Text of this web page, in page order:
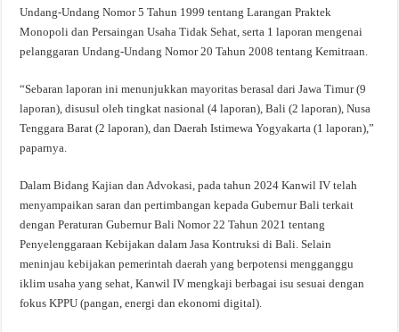
Undang-Undang Nomor 5 Tahun 1999 tentang Larangan Praktek
Monopoli dan Persaingan Usaha Tidak Sehat, serta 1 laporan mengenai
pelanggaran Undang-Undang Nomor 20 Tahun 2008 tentang Kemitraan.
“Sebaran laporan ini menunjukkan mayoritas berasal dari Jawa Timur (9
laporan), disusul oleh tingkat nasional (4 laporan), Bali (2 laporan), Nusa
Tenggara Barat (2 laporan), dan Daerah Istimewa Yogyakarta (1 laporan),”
paparnya.
Dalam Bidang Kajian dan Advokasi, pada tahun 2024 Kanwil IV telah
menyampaikan saran dan pertimbangan kepada Gubernur Bali terkait
dengan Peraturan Gubernur Bali Nomor 22 Tahun 2021 tentang
Penyelenggaraan Kebijakan dalam Jasa Kontruksi di Bali. Selain
meninjau kebijakan pemerintah daerah yang berpotensi mengganggu
iklim usaha yang sehat, Kanwil IV mengkaji berbagai isu sesuai dengan
fokus KPPU (pangan, energi dan ekonomi digital).